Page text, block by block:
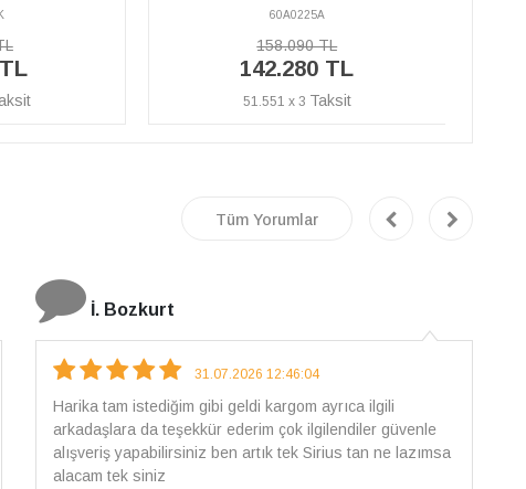
TL
60A0225K
88.450 TL
79.610 TL
28.844 x 3
Tüm Yorumlar
E.T
18.07.2026 12:38:01
Pirlantami teslim alana kadar tüm surecte bilgilendirildim,
güvenli bir alisveris oldu benim icin ve paketleme özenle
yapilmisti sorunsuz bir sekilde pirlantami takiyorum. Yeni
alisveris adresim artik belli.🤩 Tesekkurler Sirius